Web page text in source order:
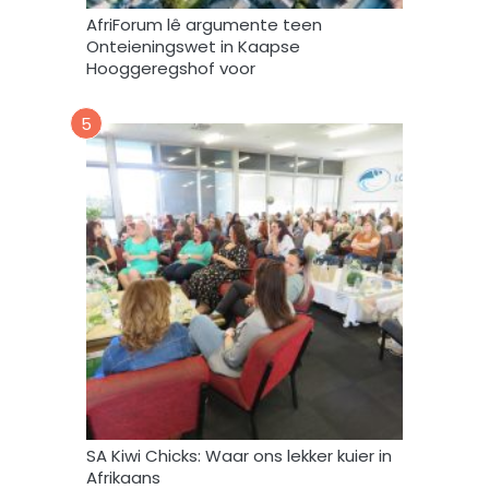
r
u
i
k
AfriForum lê argumente teen
Onteieningswet in Kaapse
Hooggeregshof voor
5
SA Kiwi Chicks: Waar ons lekker kuier in
Afrikaans